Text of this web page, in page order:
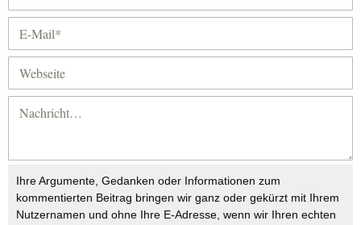
Ihre Argumente, Gedanken oder Informationen zum
kommentierten Beitrag bringen wir ganz oder gekürzt mit Ihrem
Nutzernamen und ohne Ihre E-Adresse, wenn wir Ihren echten